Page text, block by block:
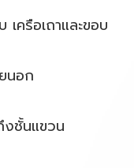
ครือเถาและขอบ
นอก
งชั้นแขวน